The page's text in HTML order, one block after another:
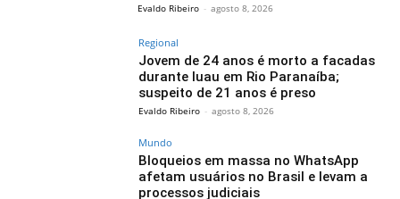
Evaldo Ribeiro - agosto 8, 2026
Regional
Jovem de 24 anos é morto a facadas
durante luau em Rio Paranaíba;
suspeito de 21 anos é preso
Evaldo Ribeiro - agosto 8, 2026
Mundo
Bloqueios em massa no WhatsApp
afetam usuários no Brasil e levam a
processos judiciais